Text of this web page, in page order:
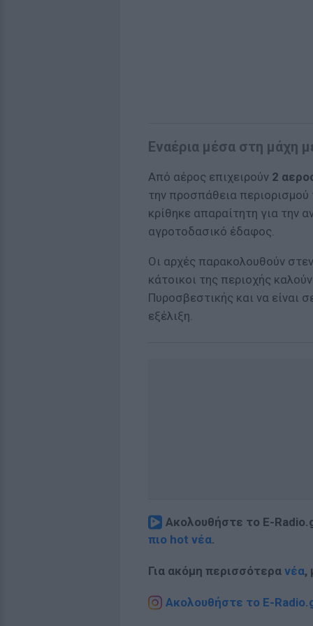
Εναέρια μέσα στη μάχη
Από αέρος επιχειρούν 2
την προσπάθεια
κρίθηκε απαραίτητη για την
αγροτοδασικό έδαφος.
Οι αρχές παρακολουθούν
κάτοικοι της περιοχής
Πυροσβεστικής και να είναι
εξέλιξη.
Ακολουθήστε το E-
πιο hot νέα.
Για ακόμη περισσότερα νέα,
Ακολουθήστε το E-